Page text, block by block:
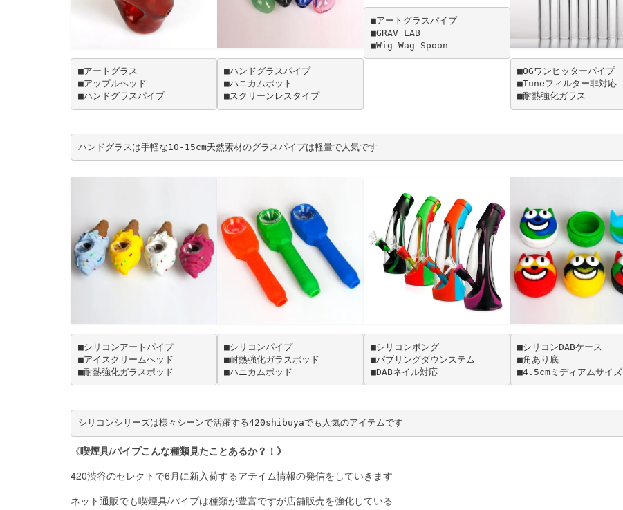
■アートグラス
■アップルヘッド
■ハンドグラスパイプ
■ハンドグラスパイプ
■ハニカムポット
■スクリーンレスタイプ
■アートグラスパイプ
■GRAV LAB
■Wig Wag Spoon
■OGワンヒッターパイプ
■Tuneフィルター非対応
■耐熱強化ガラス
ハンドグラスは手軽な10-15cm天然素材のグラスパイプは軽量で人気です
■シリコンアートパイプ
■アイスクリームヘッド
■耐熱強化ガラスポッド
■シリコンパイプ
■耐熱強化ガラスポッド
■ハニカムポッド
■シリコンボング
■バブリングダウンステム
■DABネイル対応
■シリコンDABケース
■角あり底
■4.5cmミディアムサイズ
シリコンシリーズは様々シーンで活躍する420shibuyaでも人気のアイテムです
《喫煙具/パイプこんな種類見たことあるか？！》
420渋谷のセレクトで6月に新入荷するアテイム情報の発信をしていきます
ネット通販でも喫煙具/パイプは種類が豊富ですが店舗販売を強化している